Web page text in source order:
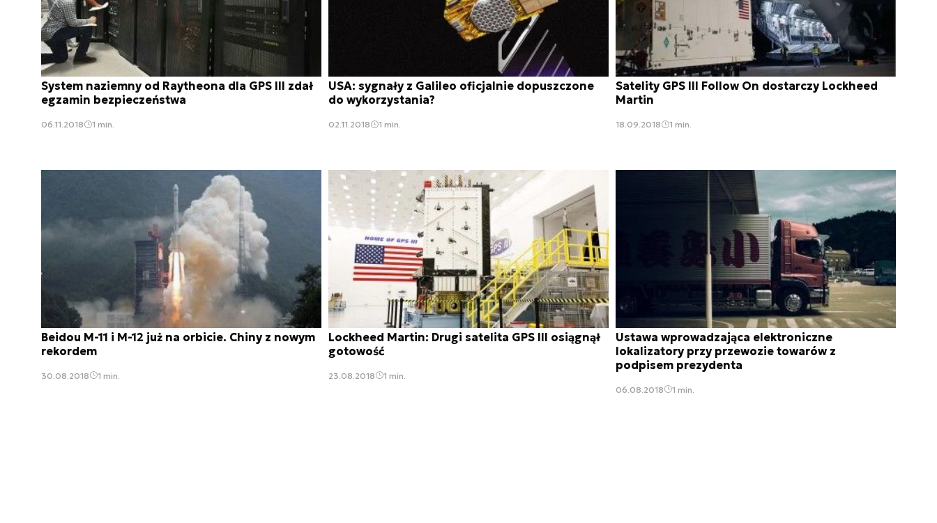
System naziemny od Raytheona dla GPS III zdał
egzamin bezpieczeństwa
06.11.2018 1 min.
USA: sygnały z Galileo oficjalnie dopuszczone
do wykorzystania?
02.11.2018 1 min.
Satelity GPS III Follow On dostarczy Lockheed
Martin
18.09.2018 1 min.
Beidou M-11 i M-12 już na orbicie. Chiny z nowym
rekordem
30.08.2018 1 min.
Lockheed Martin: Drugi satelita GPS III osiągnął
gotowość
23.08.2018 1 min.
Ustawa wprowadzająca elektroniczne
lokalizatory przy przewozie towarów z
podpisem prezydenta
06.08.2018 1 min.